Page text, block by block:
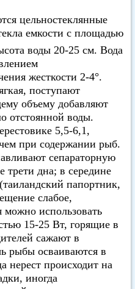
цельностеклянные
емкости с площадью
воды 20-25 см. Вода
жесткости 2-4°.
поступают
объему добавляют
отстоянной воды.
5,5-6,1,
при содержании рыб.
сепараторную
трети дна; в середине
папортник,
слабое,
можно использовать
15-25 Вт, горящие в
сажают в
рыбы осваиваются в
нерест происходит на
иногда